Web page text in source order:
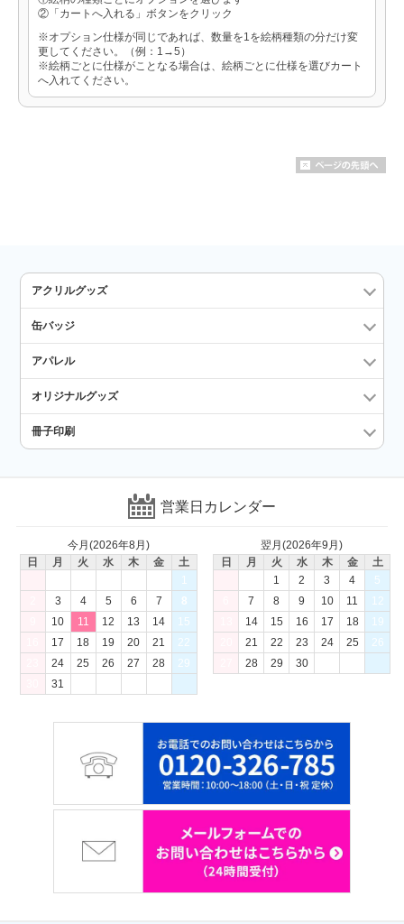
②「カートへ入れる」ボタンをクリック
※オプション仕様が同じであれば、数量を1を絵柄種類の分だけ変
更してください。（例：1→5）
※絵柄ごとに仕様がことなる場合は、絵柄ごとに仕様を選びカート
へ入れてください。
アクリルグッズ
缶バッジ
アパレル
オリジナルグッズ
冊子印刷
営業日カレンダー
今月(2026年8月)
日
月 火 水 木 金
土
1
3 4 5 6 7
8
10 11 12 13 14
15
17 18 19 20 21
22
24 25 26 27 28
29
31
翌月(2026年9月)
日
月 火 水 木 金
土
1
2 3 4
5
7 8 9 10 11
12
14 15 16 17 18
19
21 22 23 24 25
26
28 29 30